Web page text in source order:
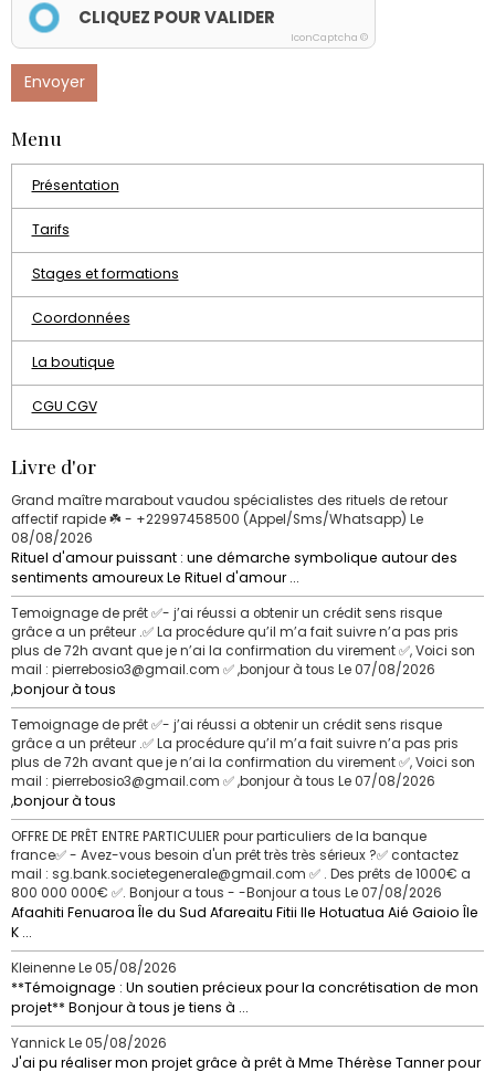
CLIQUEZ POUR VALIDER
IconCaptcha ©
Envoyer
Menu
Présentation
Tarifs
Stages et formations
Coordonnées
La boutique
CGU CGV
Livre d'or
Grand maître marabout vaudou spécialistes des rituels de retour
affectif rapide ☘️ - +22997458500 (Appel/Sms/Whatsapp) Le
08/08/2026
Rituel d'amour puissant : une démarche symbolique autour des
sentiments amoureux Le Rituel d'amour ...
Temoignage de prêt ✅- j’ai réussi a obtenir un crédit sens risque
grâce a un prêteur .✅ La procédure qu’il m’a fait suivre n’a pas pris
plus de 72h avant que je n’ai la confirmation du virement ✅, Voici son
mail : pierrebosio3@gmail.com ✅ ,bonjour à tous Le 07/08/2026
,bonjour à tous
Temoignage de prêt ✅- j’ai réussi a obtenir un crédit sens risque
grâce a un prêteur .✅ La procédure qu’il m’a fait suivre n’a pas pris
plus de 72h avant que je n’ai la confirmation du virement ✅, Voici son
mail : pierrebosio3@gmail.com ✅ ,bonjour à tous Le 07/08/2026
,bonjour à tous
OFFRE DE PRÊT ENTRE PARTICULIER pour particuliers de la banque
france✅ - Avez-vous besoin d'un prêt très très sérieux ?✅ contactez
mail : sg.bank.societegenerale@gmail.com ✅ . Des prêts de 1000€ a
800 000 000€ ✅. Bonjour a tous - -Bonjour a tous Le 07/08/2026
Afaahiti Fenuaroa Île du Sud Afareaitu Fitii Ile Hotuatua Aié Gaioio Île
K ...
KleinenneLe 05/08/2026
**Témoignage : Un soutien précieux pour la concrétisation de mon
projet** Bonjour à tous je tiens à ...
YannickLe 05/08/2026
J'ai pu réaliser mon projet grâce à prêt à Mme Thérèse Tanner pour